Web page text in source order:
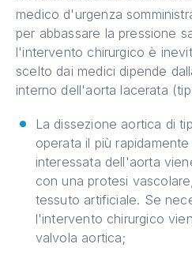
medico d'urgenza
per abbassare la pressione
l'intervento chirurgico è
scelto dai medici dipende
interno dell'aorta lacerata
La dissezione aortica di
operata il più
interessata dell'aorta
con una protesi
tessuto artificiale. Se
l'intervento chirurgico
valvola aortica;